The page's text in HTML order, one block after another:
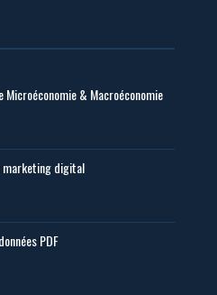
Microéconomie & Macroéconomie
digital
PDF